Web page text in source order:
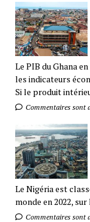
Le PIB du Ghana
les indicateurs
Si le produit
Commentaires sont
Le Nigéria est
monde en 2022,
Commentaires sont